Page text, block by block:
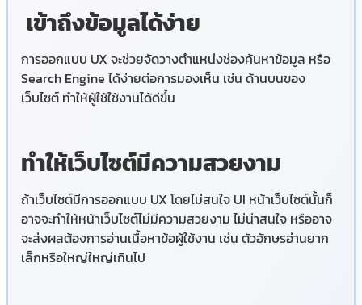
เข้าถึงข้อมูลได้ง่าย
การออกแบบ UX จะช่วยจัดวางตำแหน่งช่องค้นหาข้อมูล หรือ
Search Engine ได้ง่ายต่อการมองเห็น เช่น ด้านบนของ
เว็บไซต์ ทำให้ผู้ใช้ใช้งานได้ดีขึ้น
ทำให้เว็บไซต์มีความสวยงาม
ถ้าเว็บไซต์มีการออกแบบ UX โดยไม่สนใจ UI หน้าเว็บไซต์นั้นก็
อาจจะทำให้หน้าเว็บไซต์ไม่มีความสวยงาม ไม่น่าสนใจ หรืออาจ
จะส่งผลต้องการอ่านเนื้อหาข้อผู้ใช้งาน เช่น ตัวอักษรอ่านยาก
เล็กหรือใหญ่ใหญ่เกินไป